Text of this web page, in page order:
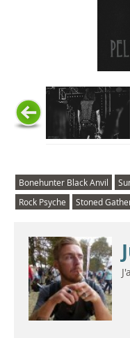
Bonehunter Black Anvil
Rock Psyche
Stoned